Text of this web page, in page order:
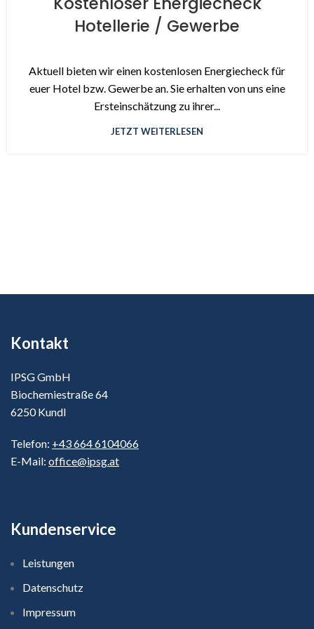
Hotellerie / Gewerbe
Aktuell bieten wir einen kostenlosen Energiecheck für
euer Hotel bzw. Gewerbe an. Sie erhalten von uns eine
Ersteinschätzung zu ihrer...
JETZT WEITERLESEN
Kontakt
IPSG GmbH
Biochemiestraße 64
6250 Kundl
Telefon: +43 664 6104066
E-Mail: office@ipsg.at
Kundenservice
Leistungen
Datenschutz
Impressum